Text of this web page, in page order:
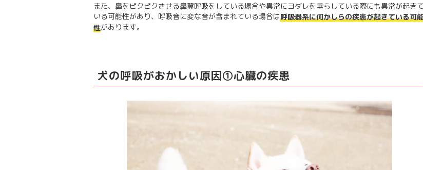
また、鼻をピクピクさせる鼻翼呼吸をしている場合や異常にヨダレを垂らしている際にも異常が起きて
いる可能性があり、呼吸音に変な音が含まれている場合は呼吸器系に何かしらの疾患が起きている可
性があります。
犬の呼吸がおかしい原因①心臓の疾患